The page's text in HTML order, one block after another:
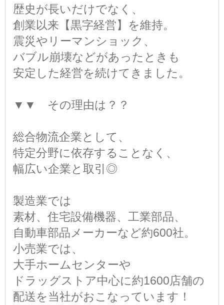
歴史が長いだけでなく、
創業以来【黒字経営】を維持。
震災やリーマンショック、
バブル崩壊などがあったときも
安定した経営を続けてきました。
▼▼ その理由は？？
総合物流企業として、
特定分野に依存することなく、
幅広い企業と取引◎
製造業では
素材、住宅設備機器、工業部品、
自動車部品メーカーなど約600社。
小売業では、
大手ホームセンターや
ドラッグストア中心に約1600店舗の
配送を当社がおこなっています！